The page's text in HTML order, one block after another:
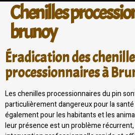
Chenilles
brunoy
Éradication des
processionnaires à
Les chenilles processionnaires du pin
particulièrement dangereux pour la
également pour les habitants et les
leur présence est un problème